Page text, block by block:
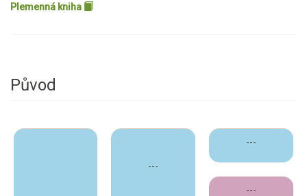
Plemenná kniha
Původ
---
---
---